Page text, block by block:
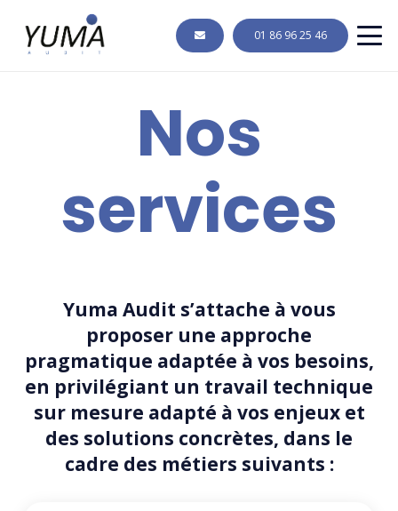
01 86 96 25 46
Nos
services
Yuma Audit s’attache à vous
proposer une approche
pragmatique adaptée à vos besoins,
en privilégiant un travail technique
sur mesure adapté à vos enjeux et
des solutions concrètes, dans le
cadre des métiers suivants :